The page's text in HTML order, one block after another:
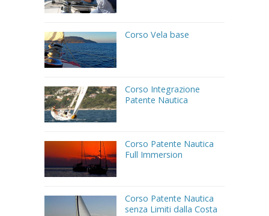
Corso Vela base
Corso Integrazione
Patente Nautica
Corso Patente Nautica
Full Immersion
Corso Patente Nautica
senza Limiti dalla Costa